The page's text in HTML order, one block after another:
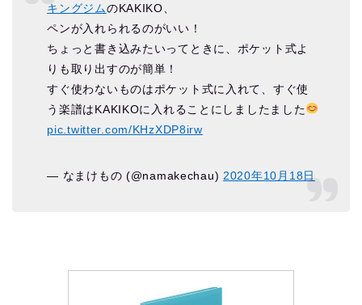
キングジムのKAKIKO、
ペンが入れられるのがいい！
ちょっと書き込みたいってときに、ポケット式よ
りも取り出すのが簡単！
すぐ使わないものはポケット式に入れて、すぐ使
う楽譜はKAKIKOに入れることにしましたました
pic.twitter.com/KHzXDP8irw
— なまけもの (@namakechau) 2020年10月18日